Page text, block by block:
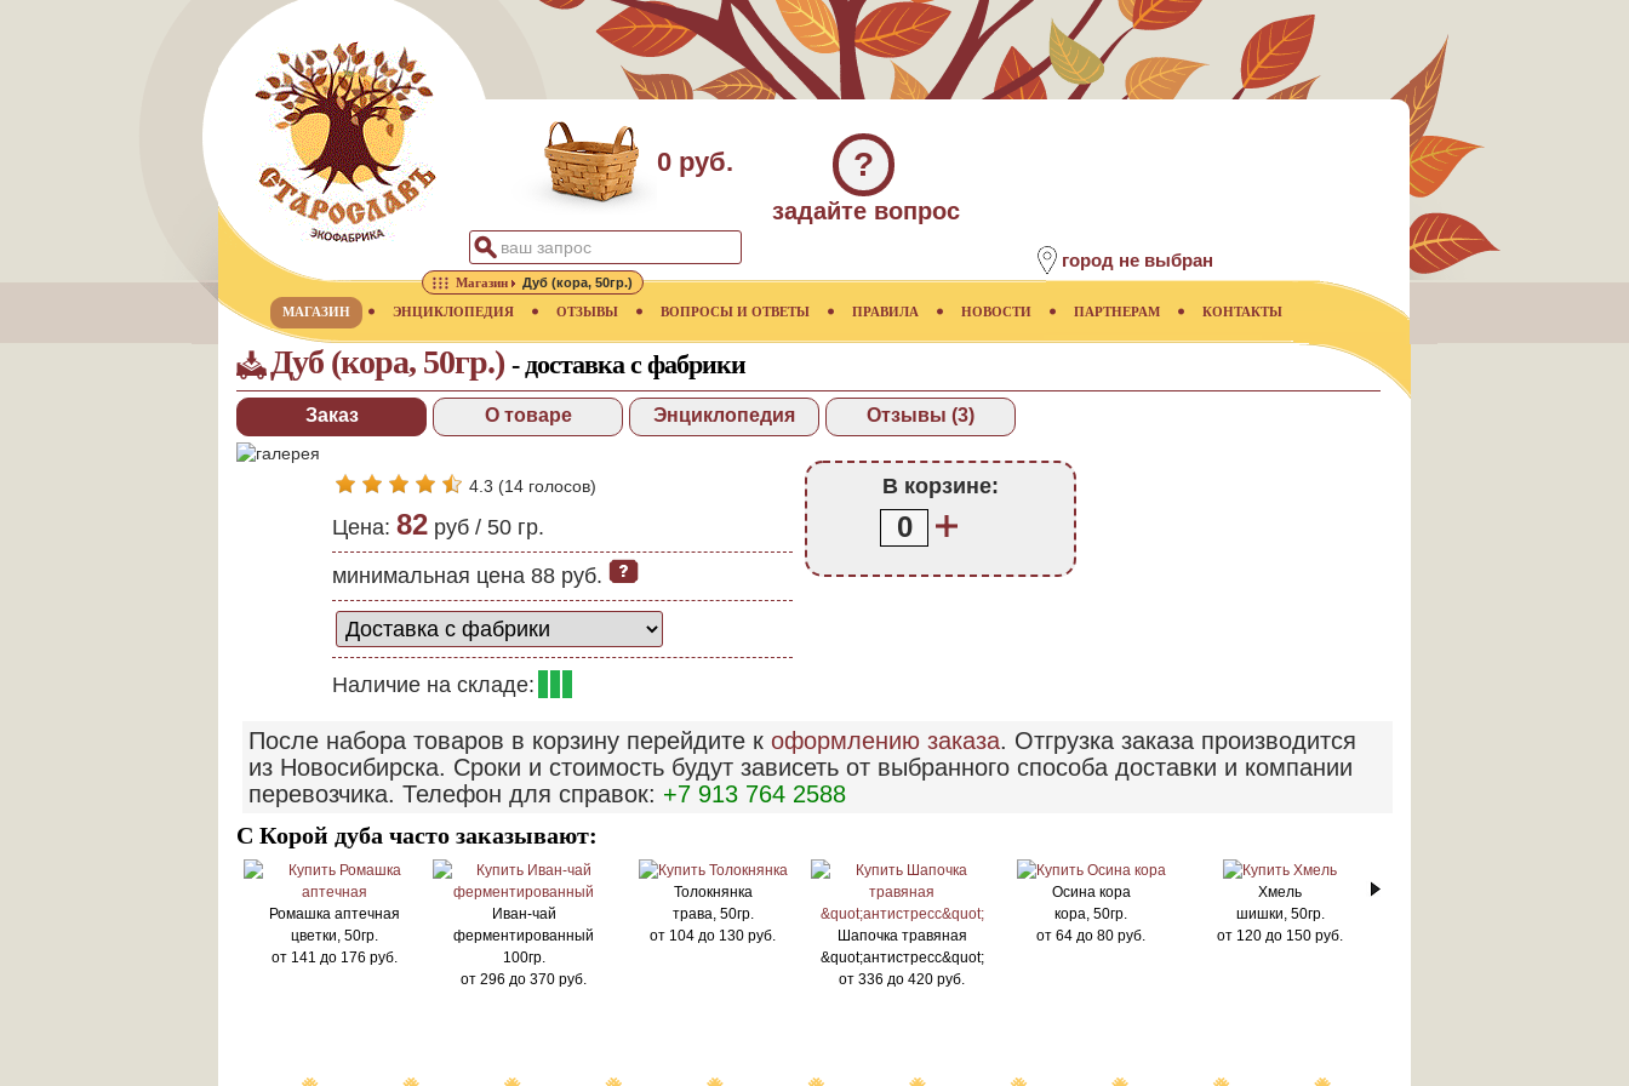
0 руб. ?
задайте вопрос
город не выбран
МАГАЗИН ЭНЦИКЛОПЕДИЯ ОТЗЫВЫ ВОПРОСЫ И ОТВЕТЫ ПРАВИЛА НОВОСТИ ПАРТНЕРАМ КОНТАКТЫ
Магазин Дуб (кора, 50гр.)
Дуб (кора, 50гр.) - доставка с фабрики
Заказ О товаре Энциклопедия Отзывы (3)
4.3 (14 голосов)
Цена: 82 руб / 50 гр.
минимальная цена 88 руб.
Наличие на складе:
В корзине:
0
После набора товаров в корзину перейдите к оформлению заказа. Отгрузка заказа производится
из Новосибирска. Сроки и стоимость будут зависеть от выбранного способа доставки и компании
перевозчика. Телефон для справок: +7 913 764 2588
С Корой дуба часто заказывают:
Ромашка аптечная
цветки, 50гр.
от 141 до 176 руб.
Иван-чай
ферментированный
100гр.
от 296 до 370 руб.
Толокнянка
трава, 50гр.
от 104 до 130 руб.
Шапочка травяная
&quot;антистресс&quot;
от 336 до 420 руб.
Осина кора
кора, 50гр.
от 64 до 80 руб.
Хмель
шишки, 50гр.
от 120 до 150 руб.